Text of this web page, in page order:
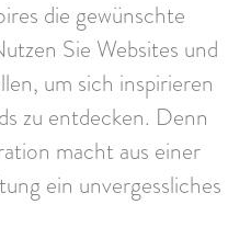
die gewünschte
Sie Websites und
um sich inspirieren
zu entdecken. Denn
macht aus einer
ein unvergessliches